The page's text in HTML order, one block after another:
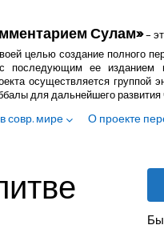
Сулам»–
целью создание полного
последующим ее изданием
осуществляется группой
для дальнейшего
совр. мире О проекте